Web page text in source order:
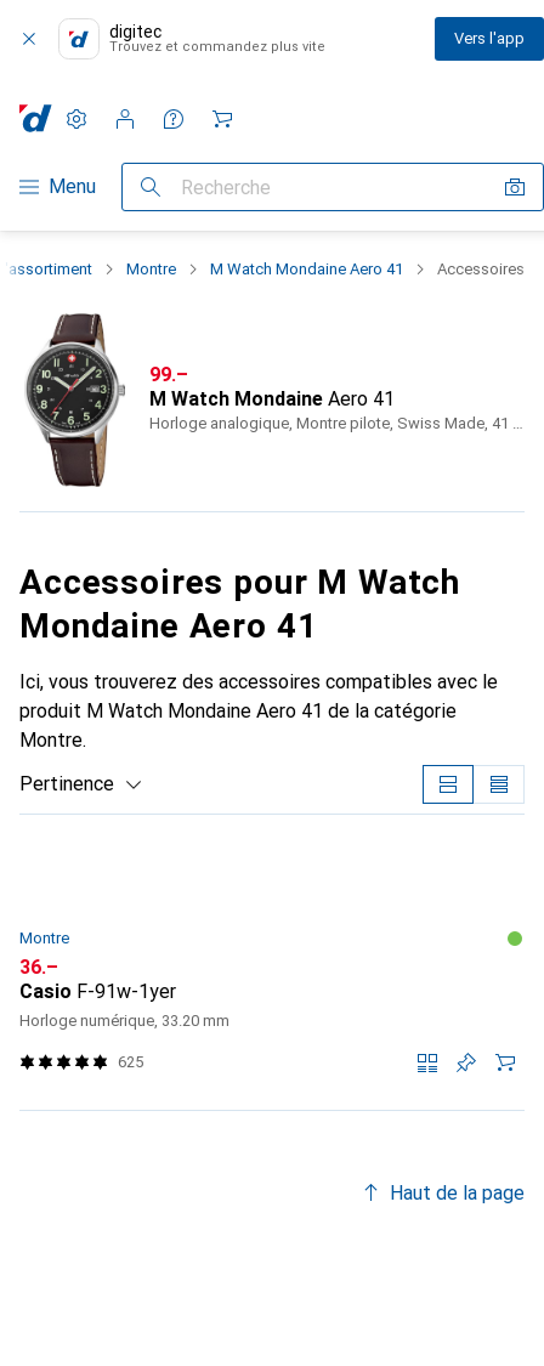
digitec
Trouvez et commandez plus vite Vers l'app
Navigation par catégorie
Menu Recherche
Paramètres
Compte client
Listes de comparaison
Listes d'envies
Panier
Montre M Watch Mondaine Aero 41 Accessoires
CHF
99.–
M Watch Mondaine Aero 41
Horloge analogique, Montre pilote, Swiss Made, 41 mm
Accessoires pour M Watch
Mondaine Aero 41
Ici, vous trouverez des accessoires compatibles avec le
produit M Watch Mondaine Aero 41 de la catégorie
Montre.
Pertinence
Montre
CHF
36.–
Casio F-91w-1yer
Horloge numérique, 33.20 mm
625
Haut de la page